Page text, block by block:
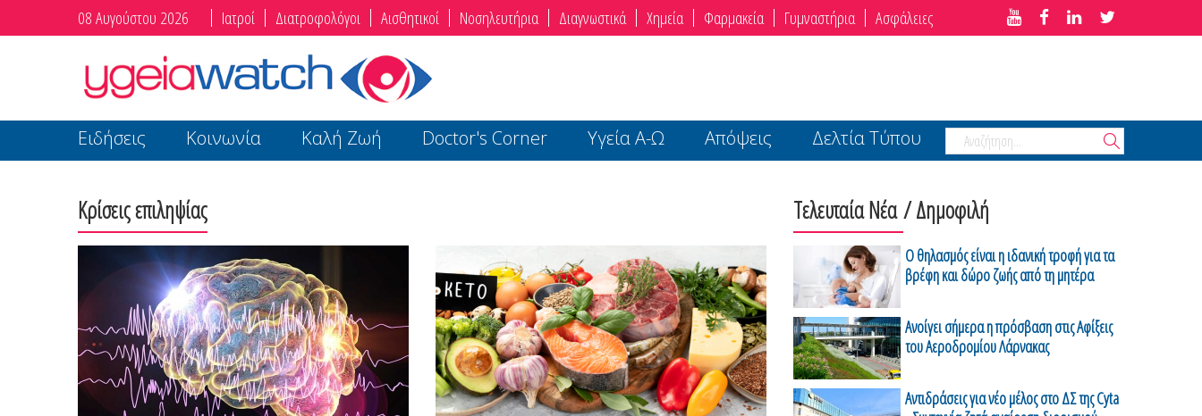
08 Αυγούστου 2026 Ιατροί Διατροφολόγοι Αισθητικοί Νοσηλευτήρια Διαγνωστικά Χημεία Φαρμακεία Γυμναστήρια Ασφάλειες
Ειδήσεις Κοινωνία Καλή Ζωή Doctor's Corner Υγεία Α-Ω Απόψεις Δελτία Τύπου
Κρίσεις επιληψίας Τελευταία Νέα / Δημοφιλή
Ο θηλασμός είναι η ιδανική τροφή για τα
βρέφη και δώρο ζωής από τη μητέρα
Ανοίγει σήμερα η πρόσβαση στις Αφίξεις
του Αεροδρομίου Λάρνακας
Αντιδράσεις για νέο μέλος στο ΔΣ της Cyta